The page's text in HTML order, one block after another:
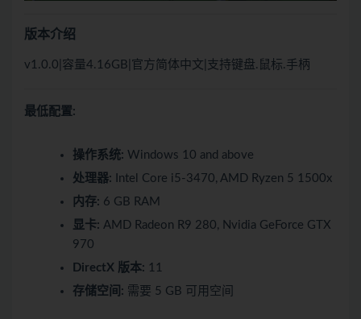
版本介绍
v1.0.0|容量4.16GB|官方简体中文|支持键盘.鼠标.手柄
最低配置:
操作系统: Windows 10 and above
处理器: Intel Core i5-3470, AMD Ryzen 5 1500x
内存: 6 GB RAM
显卡: AMD Radeon R9 280, Nvidia GeForce GTX
970
DirectX 版本: 11
存储空间: 需要 5 GB 可用空间